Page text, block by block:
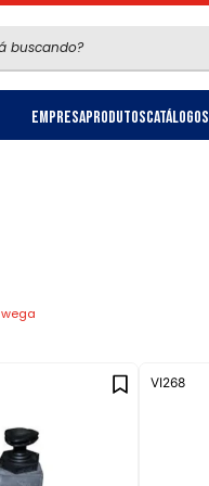
EmpresaProdutosCatálogos
wega
VI268